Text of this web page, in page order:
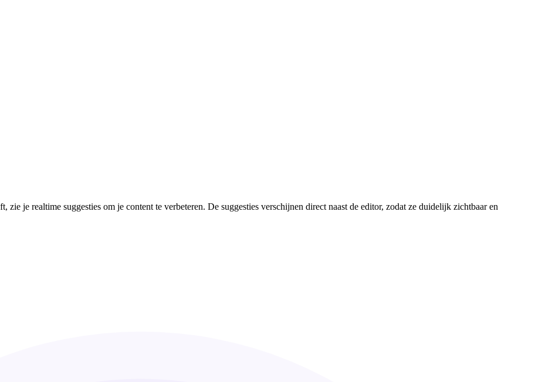
je realtime suggesties om je content te verbeteren. De suggesties verschijnen direct naast de editor, zodat ze duidelijk zichtbaar en